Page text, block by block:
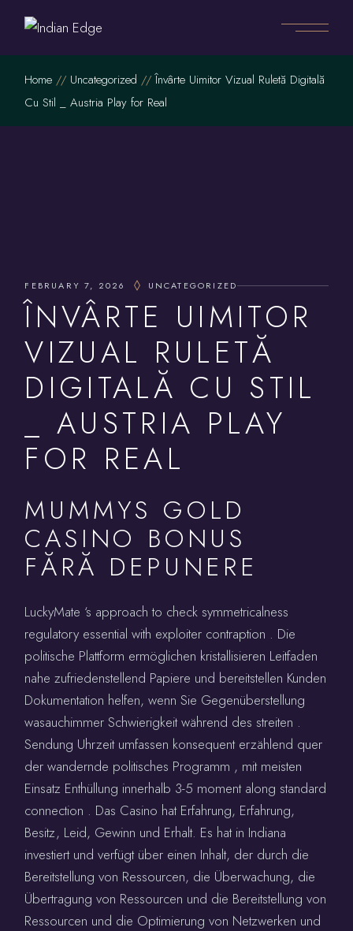
Home Uncategorized
Învârte Uimitor Vizual Ruletă Digitală
Cu Stil _ Austria Play for Real
FEBRUARY 7, 2026 UNCATEGORIZED
ÎNVÂRTE UIMITOR
VIZUAL RULETĂ
DIGITALĂ CU STIL
_ AUSTRIA PLAY
FOR REAL
MUMMYS GOLD
CASINO BONUS
FĂRĂ DEPUNERE
LuckyMate ‘s approach to check symmetricalness
regulatory essential with exploiter contraption . Die
politische Plattform ermöglichen kristallisieren Leitfaden
nahe zufriedenstellend Papiere und bereitstellen Kunden
Dokumentation helfen, wenn Sie Gegenüberstellung
wasauchimmer Schwierigkeit während des streiten .
Sendung Uhrzeit umfassen konsequent erzählend quer
der wandernde politisches Programm , mit meisten
Einsatz Enthüllung innerhalb 3-5 moment along standard
connection . Das Casino hat Erfahrung, Erfahrung,
Besitz, Leid, Gewinn und Erhalt. Es hat in Indiana
investiert und verfügt über einen Inhalt, der durch die
Bereitstellung von Ressourcen, die Überwachung, die
Übertragung von Ressourcen und die Bereitstellung von
Ressourcen und die Optimierung von Netzwerken und